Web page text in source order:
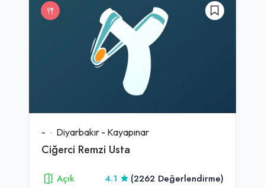
- Diyarbakır - Kayapınar
Ciğerci Remzi Usta
Açık 4.1 (2262 Değerlendirme)